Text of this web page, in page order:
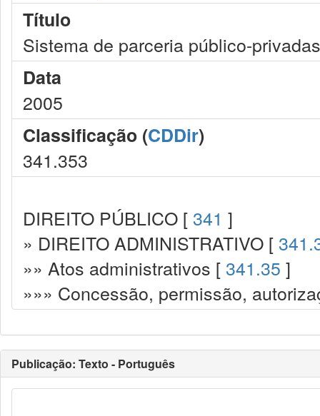
Título
Sistema de parceria público-privadas
Data
2005
Classificação (CDDir)
341.353
DIREITO PÚBLICO [ 341 ]
» DIREITO ADMINISTRATIVO [
»» Atos administrativos [ 341.35 ]
»»» Concessão, permissão,
Publicação: Texto - Português